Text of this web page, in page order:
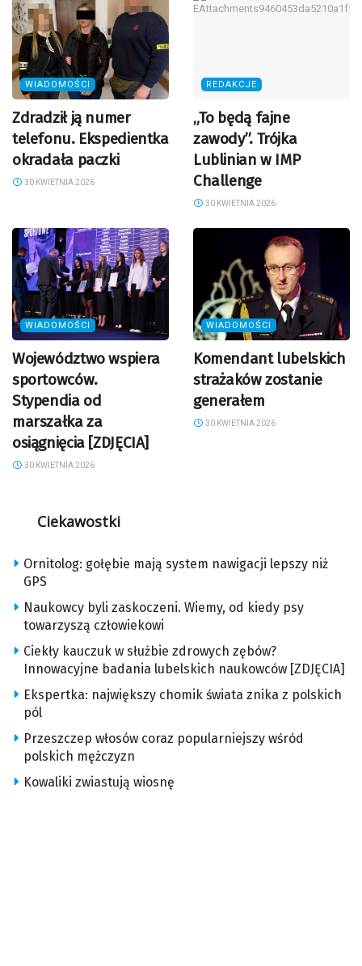
WIADOMOŚCI
Zdradził ją numer
telefonu. Ekspedientka
okradała paczki
30 KWIETNIA 2026
REDAKCJE
„To będą fajne
zawody”. Trójka
Lublinian w IMP
Challenge
30 KWIETNIA 2026
WIADOMOŚCI
Województwo wspiera
sportowców.
Stypendia od
marszałka za
osiągnięcia [ZDJĘCIA]
30 KWIETNIA 2026
WIADOMOŚCI
Komendant lubelskich
strażaków zostanie
generałem
30 KWIETNIA 2026
Ciekawostki
Ornitolog: gołębie mają system nawigacji lepszy niż
GPS
Naukowcy byli zaskoczeni. Wiemy, od kiedy psy
towarzyszą człowiekowi
Ciekły kauczuk w służbie zdrowych zębów?
Innowacyjne badania lubelskich naukowców [ZDJĘCIA]
Ekspertka: największy chomik świata znika z polskich
pól
Przeszczep włosów coraz popularniejszy wśród
polskich mężczyzn
Kowaliki zwiastują wiosnę